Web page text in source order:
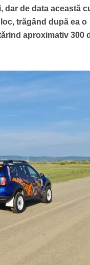
dar de data această
trăgând după ea o
aproximativ 300